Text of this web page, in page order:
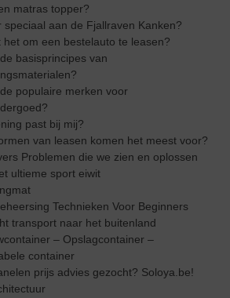
matras topper?
speciaal aan de Fjallraven Kanken?
het om een bestelauto te leasen?
basisprincipes van
populaire merken voor
past bij mij?
van leasen komen het meest voor?
Problemen die we zien en oplossen
ultieme sport eiwit
Technieken Voor Beginners
transport naar het buitenland
– Opslagcontainer –
container
prijs advies gezocht? Soloya.be!